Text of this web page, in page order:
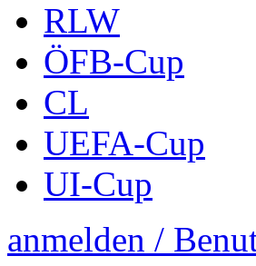
RLW
ÖFB-Cup
CL
UEFA-Cup
UI-Cup
anmelden /